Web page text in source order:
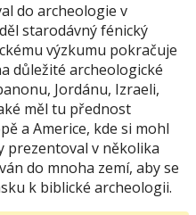
do archeologie v
starodávný fénický
výzkumu pokračuje
důležité archeologické
Jordánu, Izraeli,
měl tu přednost
a Americe, kde si mohl
prezentoval v několika
do mnoha zemí, aby se
k biblické archeologii.